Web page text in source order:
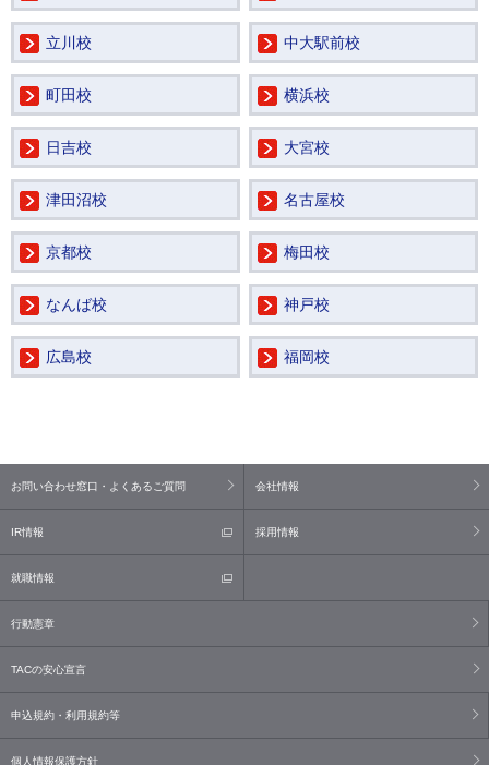
立川校 中大駅前校
町田校 横浜校
日吉校 大宮校
津田沼校 名古屋校
京都校 梅田校
なんば校 神戸校
広島校 福岡校
お問い合わせ窓口・よくあるご質問 会社情報
IR情報 採用情報
就職情報
行動憲章
TACの安心宣言
申込規約・利用規約等
個人情報保護方針